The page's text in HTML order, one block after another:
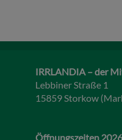
IRRLANDIA – der
Lebbiner Straße 1
15859 Storkow
Öffnungszeiten 2026